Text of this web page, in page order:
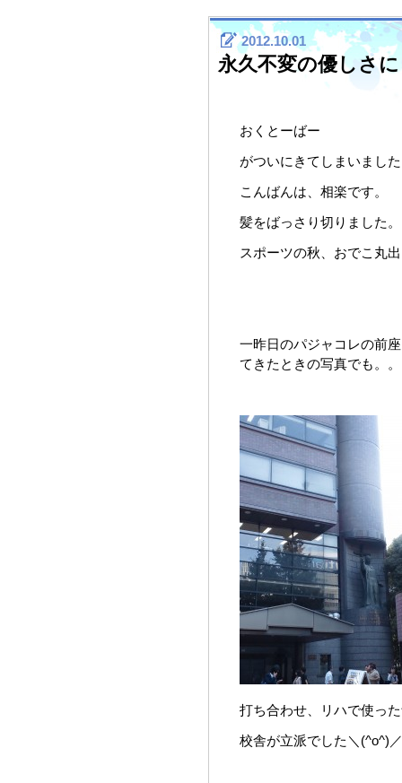
2012.10.01
永久不変の優しさ
おくとーばー
がついにきてしまいまし
こんばんは、相楽です。
髪をばっさり切りました。
スポーツの秋、おでこ丸
一昨日のパジャコレの前
てきたときの写真でも。。
打ち合わせ、リハで使っ
校舎が立派でした＼(^o^)／